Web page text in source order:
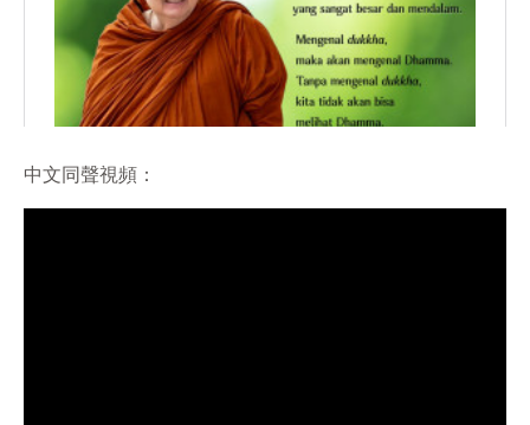
中文同聲視頻：